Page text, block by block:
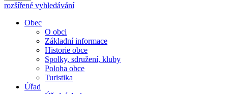
rozšířené vyhledávání
Obec
O obci
Základní informace
Historie obce
Spolky, sdružení, kluby
Poloha obce
Turistika
Úřad